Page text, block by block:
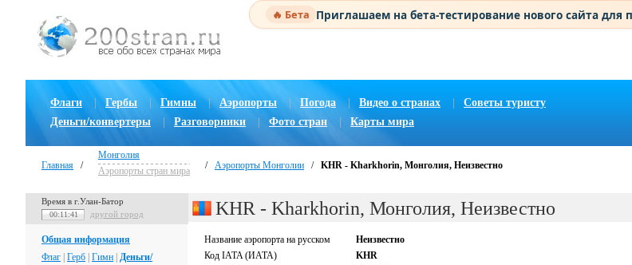
🔥 Бета Приглашаем на бета-тестирование нового сайта
Флаги Гербы Гимны | Аэропорты Погода | Видео о странах
Советы туристу
Деньги/конвертеры
Разговорники Фото стран Карты мира
Главная /
Монголия
Аэропорты стран мира
/ Аэропорты Монголии / KHR - Kharkhorin, Монголия, Неизвестно
Время в г.Улан-Батор
00:11:41 другой город
Общая информация
Флаг Герб Гимн Деньги/
KHR - Kharkhorin, Монголия, Неизвестно
Название аэропорта на русском
Неизвестно
Код IATA (ИАТА)
KHR